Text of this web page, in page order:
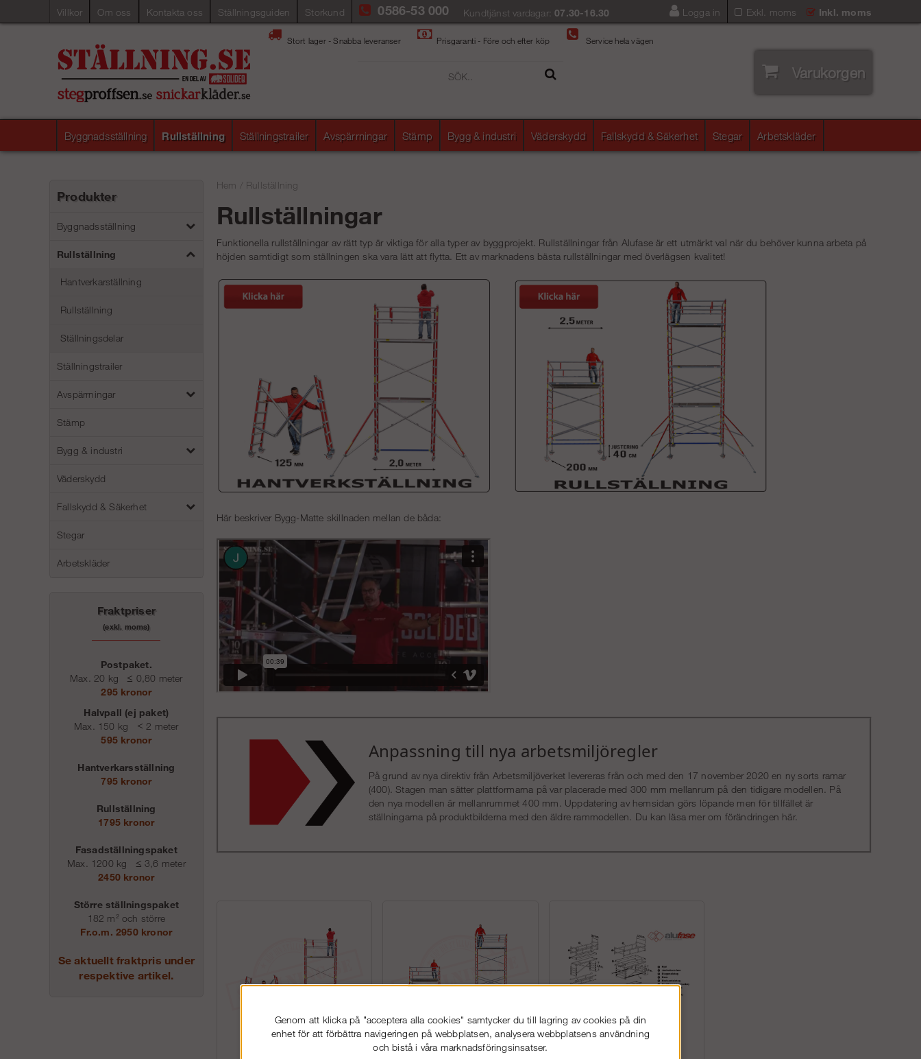
Villkor Om oss Kontakta oss Ställningsguiden Storkund Exkl. moms Inkl. moms
0586-53 000 Kundtjänst vardagar:07.30-16.30 Logga in
Stort lager - Snabba leveranser Prisgaranti - Före och efter köp Service hela vägen
Varukorgen
Byggnadsställning Rullställning Ställningstrailer Avspärrningar Stämp Bygg & industri Väderskydd Fallskydd & Säkerhet Stegar Arbetskläder
Produkter
Byggnadsställning
Rullställning
Hantverkarställning
Rullställning
Ställningsdelar
Ställningstrailer
Avspärrningar
Stämp
Bygg & industri
Väderskydd
Fallskydd & Säkerhet
Stegar
Arbetskläder
Fraktpriser
(exkl. moms)
Postpaket.
Max. 20 kg
≤ 0,80 meter
295 kronor
Halvpall (ej paket)
Max. 150 kg < 2 meter
595 kronor
Hantverkarsställning
795 kronor
Rullställning
1795 kronor
Fasadställningspaket
Max. 1200 kg
≤ 3,6 meter
2450 kronor
Större ställningspaket
182 m² och större
Fr.o.m. 2950 kronor
Se aktuellt fraktpris under
respektive artikel.
Hem Rullställning
Rullställningar
Funktionella rullställningar av rätt typ är viktiga för alla typer av byggprojekt. Rullställningar från Alufase är ett utmärkt val när du behöver kunna arbeta på
höjden samtidigt som ställningen ska vara lätt att flytta. Ett av marknadens bästa rullställningar med överlägsen kvalitet!
Här beskriver Bygg-Matte skillnaden mellan de båda:
Anpassning till nya arbetsmiljöregler
På grund av nya direktiv från Arbetsmiljöverket levereras från och med den 17 november 2020 en ny sorts ramar
(400). Stagen man sätter plattformarna på var placerade med 300 mm mellanrum på den tidigare modellen. På
den nya modellen är mellanrummet 400 mm. Uppdatering av hemsidan görs löpande men för tillfället är
ställningarna på produktbilderna med den äldre rammodellen. Du kan läsa mer om förändringen här.
Genom att klicka på "acceptera alla cookies" samtycker du till lagring av cookies på din
enhet för att förbättra navigeringen på webbplatsen, analysera webbplatsens användning
och bistå i våra marknadsföringsinsatser.